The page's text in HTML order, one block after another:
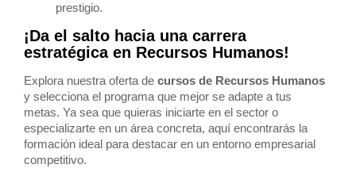
prestigio.
¡Da el salto hacia una carrera
estratégica en Recursos Humanos!
Explora nuestra oferta decursos de Recursos Humanos
y selecciona el programa que mejor se adapte a tus
metas. Ya sea que quieras iniciarte en el sector o
especializarte en un área concreta, aquí encontrarás la
formación ideal para destacar en un entorno empresarial
competitivo.